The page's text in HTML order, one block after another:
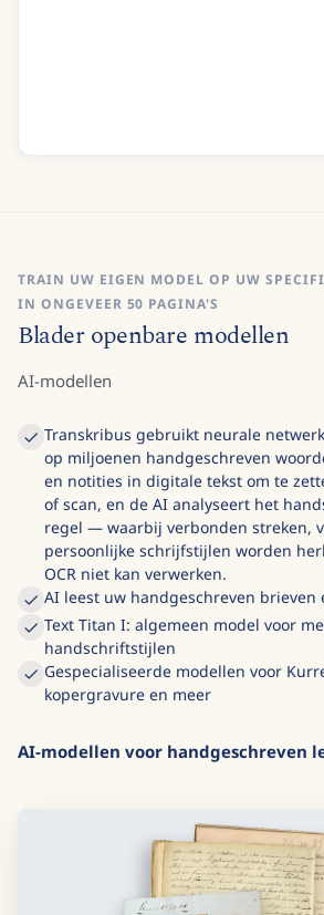
TRAIN UW EIGEN MODEL OP UW
IN ONGEVEER 50 PAGINA'S
Blader openbare modellen
Transkribus gebruikt neurale
op miljoenen handgeschreven
en notities in digitale tekst om te
of scan, en de AI analyseert het
regel — waarbij verbonden streken,
persoonlijke schrijfstijlen worden
OCR niet kan verwerken.
AI leest uw handgeschreven brieven
Text Titan I: algemeen model voor
handschriftstijlen
Gespecialiseerde modellen voor